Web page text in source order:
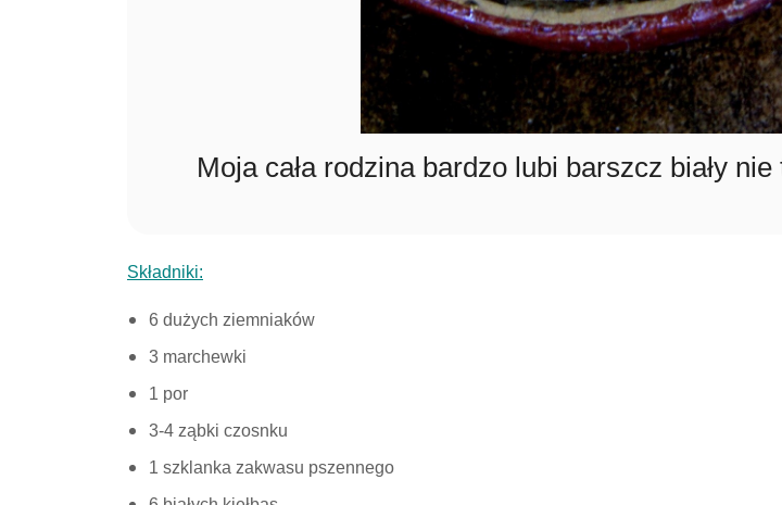
Moja cała rodzina bardzo lubi barszcz biały
Składniki:
6 dużych ziemniaków
3 marchewki
1 por
3-4 ząbki czosnku
1 szklanka zakwasu pszennego